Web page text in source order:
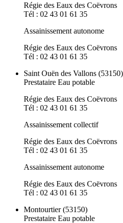
Régie des Eaux des Coëvrons
Tél : 02 43 01 61 35
Assainissement autonome
Régie des Eaux des Coëvrons
Tél : 02 43 01 61 35
Saint Ouën des Vallons (53150)
Prestataire Eau potable
Régie des Eaux des Coëvrons
Tél : 02 43 01 61 35
Assainissement collectif
Régie des Eaux des Coëvrons
Tél : 02 43 01 61 35
Assainissement autonome
Régie des Eaux des Coëvrons
Tél : 02 43 01 61 35
Montourtier (53150)
Prestataire Eau potable